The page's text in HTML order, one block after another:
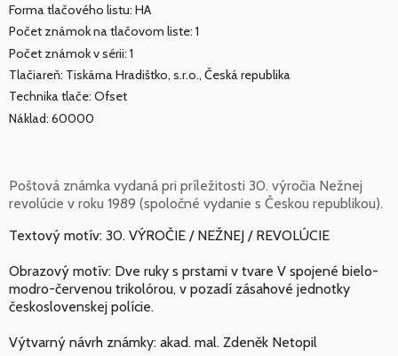
Forma tlačového listu: HA
Počet známok na tlačovom liste: 1
Počet známok v sérii: 1
Tlačiareň: Tiskárna Hradištko, s.r.o., Česká republika
Technika tlače: Ofset
Náklad: 60000
Poštová známka vydaná pri príležitosti 30. výročia Nežnej
revolúcie v roku 1989 (spoločné vydanie s Českou republikou).
Textový motív: 30. VÝROČIE / NEŽNEJ / REVOLÚCIE
Obrazový motív: Dve ruky s prstami v tvare V spojené bielo-
modro-červenou trikolórou, v pozadí zásahové jednotky
československej polície.
Výtvarný návrh známky: akad. mal. Zdeněk Netopil